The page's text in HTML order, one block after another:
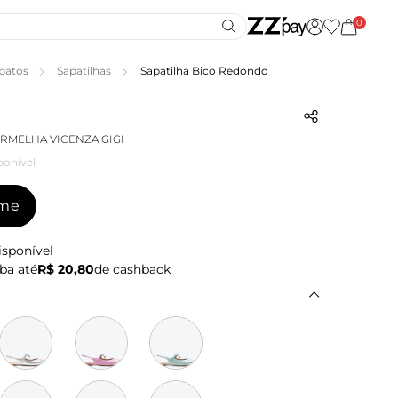
0
Sapatilhas Sapatilha Bico Redondo
VICENZA GIGI
atéR$ 20,80de cashback